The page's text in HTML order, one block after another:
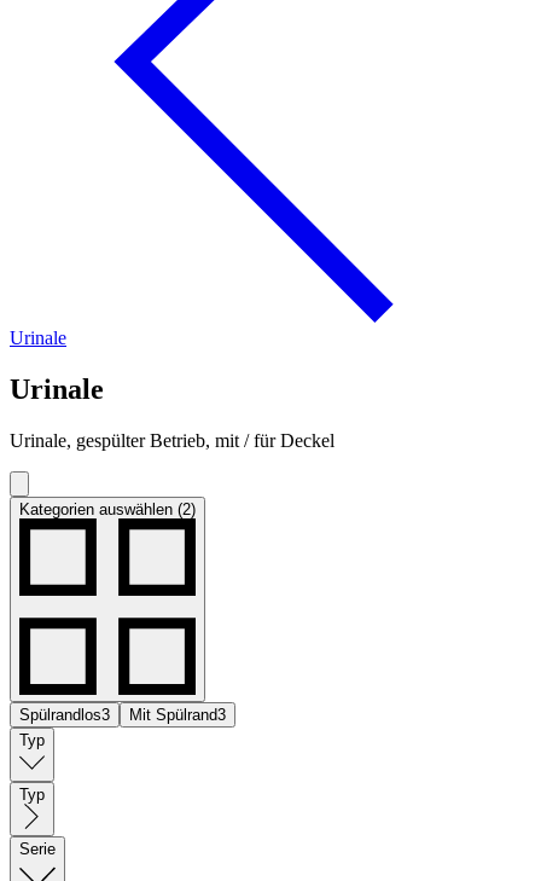
Urinale
Urinale
Urinale, gespülter Betrieb, mit / für Deckel
Kategorien auswählen (2)
Spülrandlos3 Mit Spülrand3
Typ
Typ
Serie